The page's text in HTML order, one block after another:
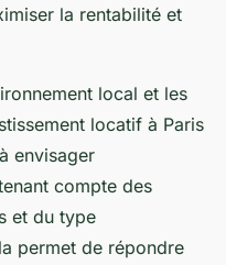
la rentabilité et
local et les
locatif à Paris
envisager
compte des
et du type
permet de répondre